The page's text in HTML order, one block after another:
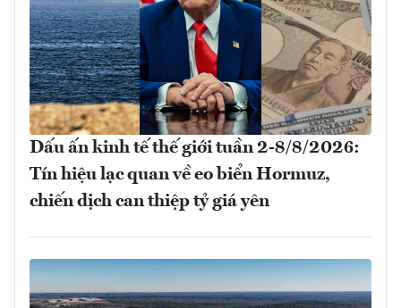
Dấu ấn kinh tế thế giới tuần 2-8/8/2026:
Tín hiệu lạc quan về eo biển Hormuz,
chiến dịch can thiệp tỷ giá yên